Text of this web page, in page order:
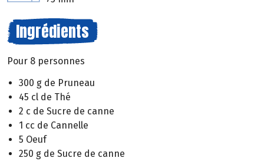
Ingrédients
Pour 8 personnes
300 g de Pruneau
45 cl de Thé
2 c de Sucre de canne
1 cc de Cannelle
5 Oeuf
250 g de Sucre de canne